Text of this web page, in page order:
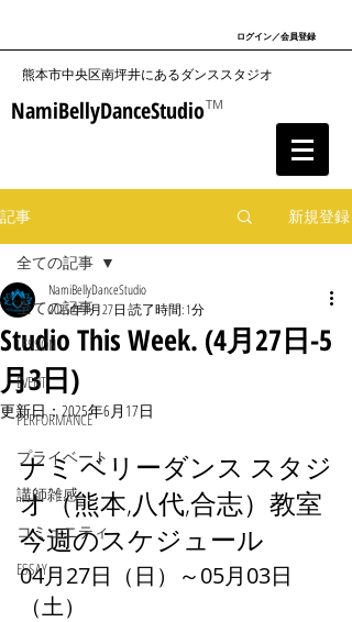
ログイン／会員登録
​熊本市中央区南坪井にあるダンススタジオ
NamiBellyDanceStudioTM
記事 新規登録
全ての記事
LESSON
EVENT
PERFORMANCE
プライベート
講師雑感
コミュニティ
ESSAY
全ての記事
Studio This Week. (4月27日-5
月3日)
NamiBellyDanceStudio
2025年4月27日 読了時間: 1分
更新日：2025年6月17日
ナミ ベリーダンス スタジ
オ（熊本,八代,合志）教室
今週のスケジュール
04月27日（日）～05月03日
（土）